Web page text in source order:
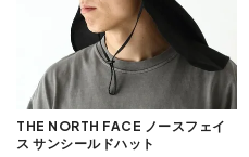
THE NORTH FACE ノースフェイ
ス サンシールドハット